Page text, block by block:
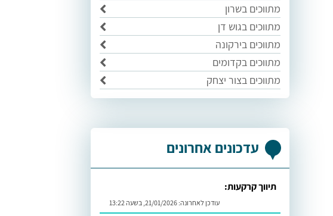
מתווכים בשרון
מתווכים בגוש דן
מתווכים בירקונה
מתווכים בקדומים
מתווכים בצור יצחק
עדכונים אחרונים
תיווך קרקעות:
עודכן לאחרונה: 21/01/2026, בשעה 13:22